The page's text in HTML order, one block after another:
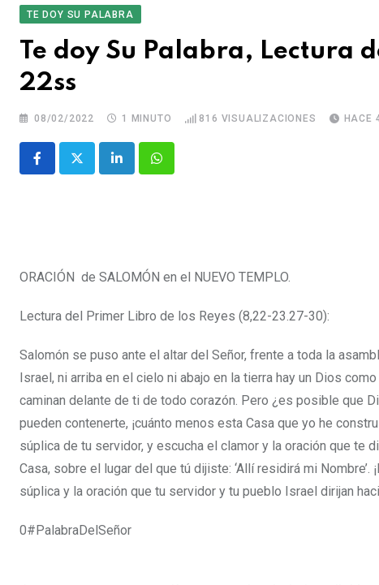
TE DOY SU PALABRA
Te doy Su Palabra, Lectura
22ss
08/02/2022 1 MINUTO 816 VISUALIZACIONES HACE
ORACIÓN de SALOMÓN en el NUEVO TEMPLO.
Lectura del Primer Libro de los Reyes (8,22-23.27-30):
Salomón se puso ante el altar del Señor, frente a toda la
Israel, ni arriba en el cielo ni abajo en la tierra hay un Dios
caminan delante de ti de todo corazón. Pero ¿es posible que
pueden contenerte, ¡cuánto menos esta Casa que yo he
súplica de tu servidor, y escucha el clamor y la oración que te
Casa, sobre el lugar del que tú dijiste: ‘Allí residirá mi
súplica y la oración que tu servidor y tu pueblo Israel dirijan
0#PalabraDelSeñor